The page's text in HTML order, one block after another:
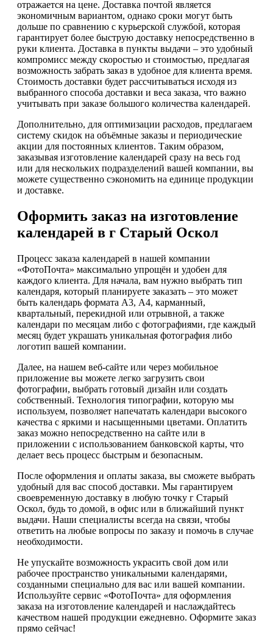
отражается на цене. Доставка почтой является
экономичным вариантом, однако сроки могут быть
дольше по сравнению с курьерской службой, которая
гарантирует более быструю доставку непосредственно в
руки клиента. Доставка в пункты выдачи – это удобный
компромисс между скоростью и стоимостью, предлагая
возможность забрать заказ в удобное для клиента время.
Стоимость доставки будет рассчитываться исходя из
выбранного способа доставки и веса заказа, что важно
учитывать при заказе большого количества календарей.
Дополнительно, для оптимизации расходов, предлагаем
систему скидок на объёмные заказы и периодические
акции для постоянных клиентов. Таким образом,
заказывая изготовление календарей сразу на весь год
или для нескольких подразделений вашей компании, вы
можете существенно сэкономить на единице продукции
и доставке.
Оформить заказ на изготовление
календарей в г Старый Оскол
Процесс заказа календарей в нашей компании
«ФотоПочта» максимально упрощён и удобен для
каждого клиента. Для начала, вам нужно выбрать тип
календаря, который планируете заказать – это может
быть календарь формата А3, А4, карманный,
квартальный, перекидной или отрывной, а также
календари по месяцам либо с фотографиями, где каждый
месяц будет украшать уникальная фотография либо
логотип вашей компании.
Далее, на нашем веб-сайте или через мобильное
приложение вы можете легко загрузить свои
фотографии, выбрать готовый дизайн или создать
собственный. Технология типографии, которую мы
используем, позволяет напечатать календари высокого
качества с яркими и насыщенными цветами. Оплатить
заказ можно непосредственно на сайте или в
приложении с использованием банковской карты, что
делает весь процесс быстрым и безопасным.
После оформления и оплаты заказа, вы сможете выбрать
удобный для вас способ доставки. Мы гарантируем
своевременную доставку в любую точку г Старый
Оскол, будь то домой, в офис или в ближайший пункт
выдачи. Наши специалисты всегда на связи, чтобы
ответить на любые вопросы по заказу и помочь в случае
необходимости.
Не упускайте возможность украсить свой дом или
рабочее пространство уникальными календарями,
созданными специально для вас или вашей компании.
Используйте сервис «ФотоПочта» для оформления
заказа на изготовление календарей и наслаждайтесь
качеством нашей продукции ежедневно. Оформите заказ
прямо сейчас!